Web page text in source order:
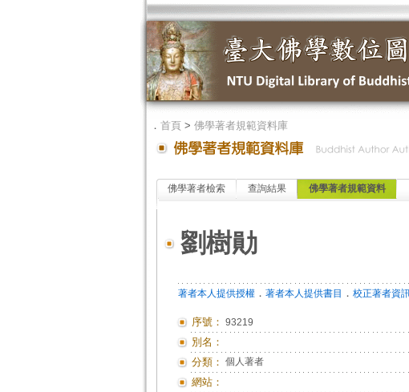
． 首頁> 佛學著者規範資料庫
佛學著者檢索 查詢結果 佛學著者規範資料
劉樹勛
著者本人提供授權． 著者本人提供書目 ． 校正著者資
序號： 93219
別名：
分類： 個人著者
網站：